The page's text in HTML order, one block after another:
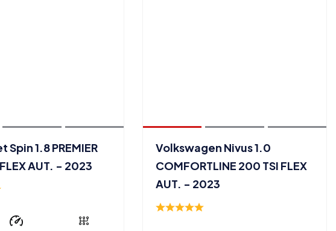
Spin 1.8 PREMIER
AUT. - 2023
Volkswagen Nivus 1.0
COMFORTLINE 200 TSI FLEX
AUT. - 2023